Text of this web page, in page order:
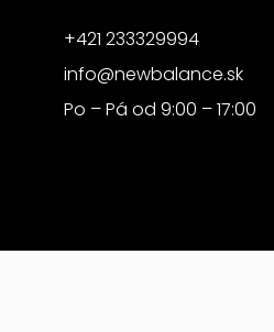
+421 233329994
info@newbalance.sk
Po – Pá od 9:00 – 17:00